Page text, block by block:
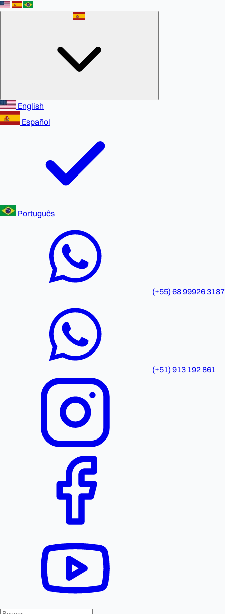
English
Español
Português
(+55) 68 99926 3187
(+51) 913 192 861